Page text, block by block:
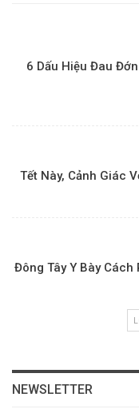
6 Dấu Hiệu Đau
Tết Này, Cảnh Giác
Đông Tây Y Bày
NEWSLETTER